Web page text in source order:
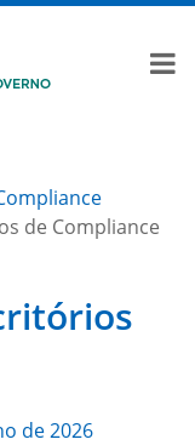
de Compliance
de 2026